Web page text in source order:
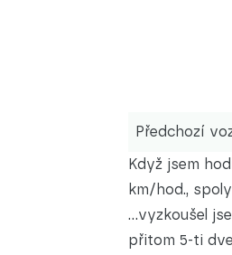
Předchozí
Když jsem
km/hod.,
...vyzkoušel
přitom 5-ti